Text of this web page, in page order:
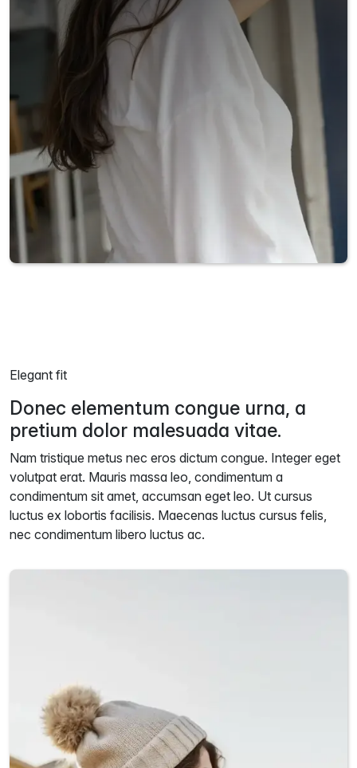
Elegant fit
Donec elementum congue urna, a
pretium dolor malesuada vitae.
Nam tristique metus nec eros dictum congue. Integer eget
volutpat erat. Mauris massa leo, condimentum a
condimentum sit amet, accumsan eget leo. Ut cursus
luctus ex lobortis facilisis. Maecenas luctus cursus felis,
nec condimentum libero luctus ac.